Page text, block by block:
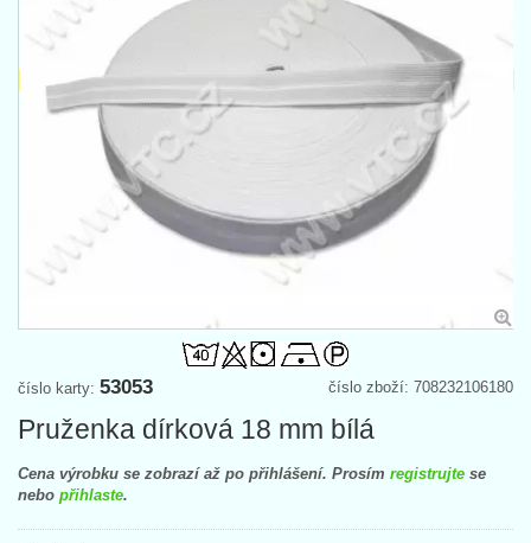
číslo zboží: 708232106180
číslo karty: 53053
Pruženka dírková 18 mm bílá
Cena výrobku se zobrazí až po přihlášení. Prosím registrujte se
nebo přihlaste.